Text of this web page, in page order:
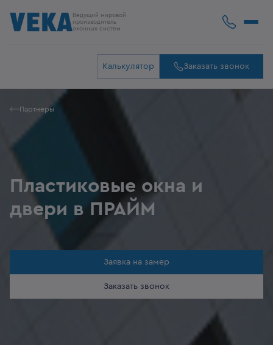
Ведущий мировой
производитель
оконных систем
Калькулятор Заказать звонок
Партнеры
Пластиковые окна и
двери в ПРАЙМ
Заявка на замер
Заказать звонок